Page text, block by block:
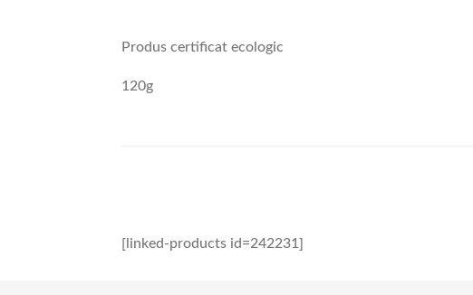
Produs certificat ecologic
120g
[linked-products id=242231]